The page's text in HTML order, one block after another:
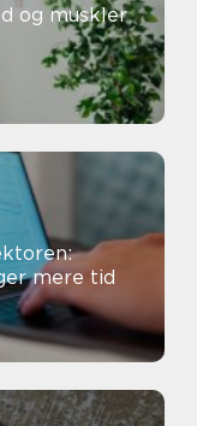
og muskler
mere tid